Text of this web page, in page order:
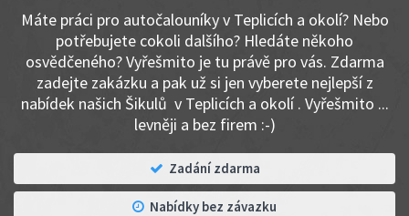
Máte práci pro autočalouníky v Teplicích a okolí? Nebo
potřebujete cokoli dalšího? Hledáte někoho
osvědčeného? Vyřešmito je tu právě pro vás. Zdarma
zadejte zakázku a pak už si jen vyberete nejlepší z
nabídek našich Šikulů v Teplicích a okolí . Vyřešmito ...
levněji a bez firem :-)
Zadání zdarma
Nabídky bez závazku